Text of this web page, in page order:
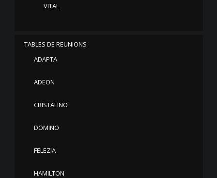
VITAL
TABLES DE REUNIONS
ADAPTA
ADEON
CRISTALINO
DOMINO
FELEZIA
HAMILTON